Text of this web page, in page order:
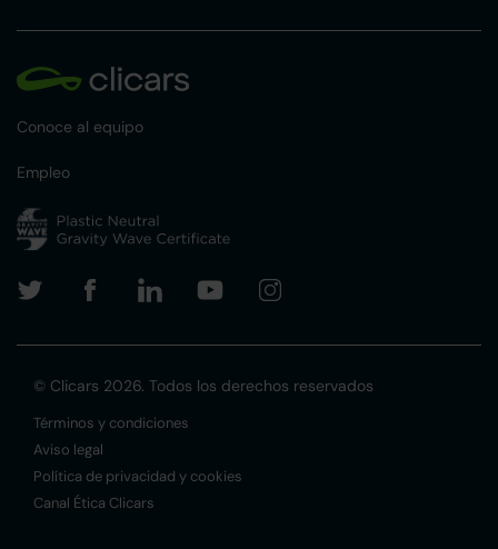
Conoce al equipo
Empleo
© Clicars 2026. Todos los derechos reservados
Términos y condiciones
Aviso legal
Política de privacidad y cookies
Canal Ética Clicars